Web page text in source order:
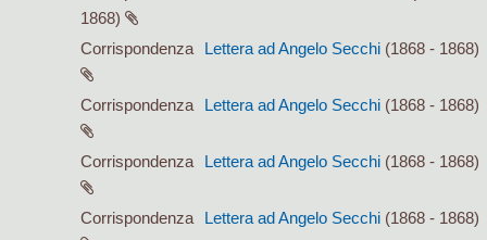
1868)
Corrispondenza
Lettera ad Angelo Secchi (1868 - 1868)
Corrispondenza Lettera ad Angelo Secchi (1868 - 1868)
Corrispondenza Lettera ad Angelo Secchi (1868 - 1868)
Corrispondenza Lettera ad Angelo Secchi (1868 - 1868)